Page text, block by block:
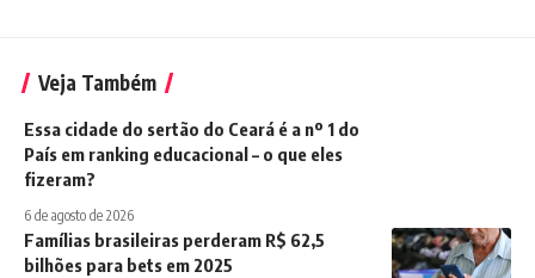
Veja Também
Essa cidade do sertão do Ceará é a nº 1 do
País em ranking educacional – o que eles
fizeram?
6 de agosto de 2026
Famílias brasileiras perderam R$ 62,5
bilhões para bets em 2025